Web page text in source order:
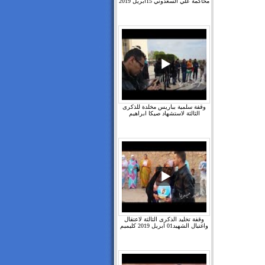
وقفة سلمية بباريس مخلدة للذكرى
الثالثة لاستشهاد صيكا ابراهيم
وقفة تخليد الذكرى الثالثة لاعتقال
واغتيال الشهيد01 ابريل 2019 كليميم